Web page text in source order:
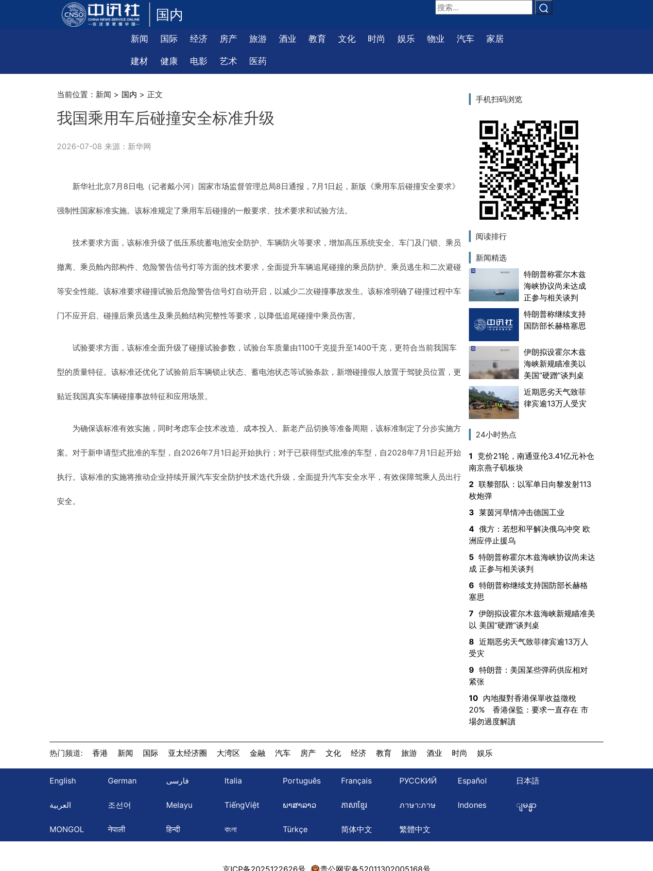
国内
新闻 国际 经济 房产 旅游 酒业 教育 文化 时尚 娱乐 物业 汽车 家居
建材 健康 电影 艺术 医药
当前位置：新闻 > 国内 > 正文
我国乘用车后碰撞安全标准升级
2026-07-08 来源：新华网
新华社北京7月8日电（记者戴小河）国家市场监督管理总局8日通报，7月1日起，新版《乘用车后碰撞安全要求》
强制性国家标准实施。该标准规定了乘用车后碰撞的一般要求、技术要求和试验方法。
技术要求方面，该标准升级了低压系统蓄电池安全防护、车辆防火等要求，增加高压系统安全、车门及门锁、乘员
撤离、乘员舱内部构件、危险警告信号灯等方面的技术要求，全面提升车辆追尾碰撞的乘员防护、乘员逃生和二次避碰
等安全性能。该标准要求碰撞试验后危险警告信号灯自动开启，以减少二次碰撞事故发生。该标准明确了碰撞过程中车
门不应开启、碰撞后乘员逃生及乘员舱结构完整性等要求，以降低追尾碰撞中乘员伤害。
试验要求方面，该标准全面升级了碰撞试验参数，试验台车质量由1100千克提升至1400千克，更符合当前我国车
型的质量特征。该标准还优化了试验前后车辆锁止状态、蓄电池状态等试验条款，新增碰撞假人放置于驾驶员位置，更
贴近我国真实车辆碰撞事故特征和应用场景。
为确保该标准有效实施，同时考虑车企技术改造、成本投入、新老产品切换等准备周期，该标准制定了分步实施方
案。对于新申请型式批准的车型，自2026年7月1日起开始执行；对于已获得型式批准的车型，自2028年7月1日起开始
执行。该标准的实施将推动企业持续开展汽车安全防护技术迭代升级，全面提升汽车安全水平，有效保障驾乘人员出行
安全。
手机扫码浏览
阅读排行
新闻精选
特朗普称霍尔木兹
海峡协议尚未达成
正参与相关谈判
特朗普称继续支持
国防部长赫格塞思
伊朗拟设霍尔木兹
海峡新规瞄准美以
美国“硬蹭”谈判桌
近期恶劣天气致菲
律宾逾13万人受灾
24小时热点
1 竞价21轮，南通亚伦3.41亿元补仓
南京燕子矶板块
2 联黎部队：以军单日向黎发射113
枚炮弹
3 莱茵河旱情冲击德国工业
4 俄方：若想和平解决俄乌冲突 欧
洲应停止援乌
5 特朗普称霍尔木兹海峡协议尚未达
成 正参与相关谈判
6 特朗普称继续支持国防部长赫格
塞思
7 伊朗拟设霍尔木兹海峡新规瞄准美
以 美国“硬蹭”谈判桌
8 近期恶劣天气致菲律宾逾13万人
受灾
9 特朗普：美国某些弹药供应相对
紧张
10 內地擬對香港保單收益徵稅
20% 香港保監：要求一直存在 市
場勿過度解讀
热门频道: 香港 新闻 国际 亚太经济圈 大湾区 金融 汽车 房产 文化 经济 教育 旅游 酒业 时尚 娱乐
English German فارسی Italia Português Français РУССКИЙ Español 日本語
العربية 조선어 Melayu TiếngViệt ພາສາລາວ ភាសាខ្មែរ ภาษา:ภาษ Indones ျမန္မာ
MONGOL नेपाली हिन्दी বাংলা Türkçe 简体中文 繁體中文
京ICP备2025122626号 贵公网安备52011302005168号